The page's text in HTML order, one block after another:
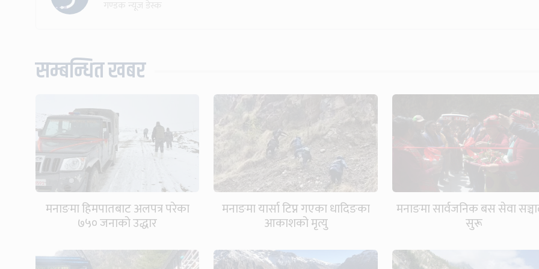
गण्डक न्यूज डेस्क
सम्बन्धित खबर
मनाङमा हिमपातबाट अलपत्र परेका
७५० जनाको उद्धार
मनाङमा यार्सा टिप्न गएका धादिङका
आकाशको मृत्यु
मनाङमा सार्वजनिक बस सेवा
सुरू